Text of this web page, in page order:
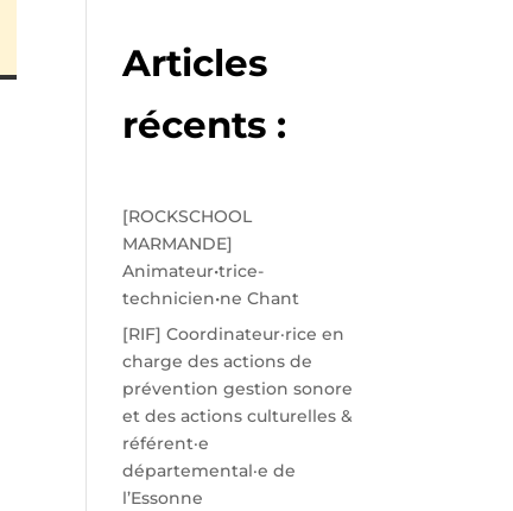
Articles
récents :
[ROCKSCHOOL
MARMANDE]
Animateur•trice-
technicien•ne Chant
[RIF] Coordinateur·rice en
charge des actions de
prévention gestion sonore
et des actions culturelles &
référent·e
départemental·e de
l’Essonne